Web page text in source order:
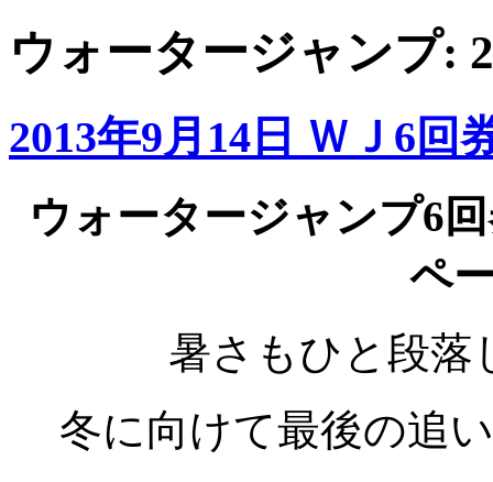
ウォータージャンプ:
2013年9月14日 ＷＪ6
ウォータージャンプ6
ペ
暑さもひと段落
冬に向けて最後の追